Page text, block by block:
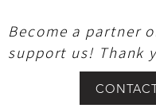
Become a partner
support us! Thank